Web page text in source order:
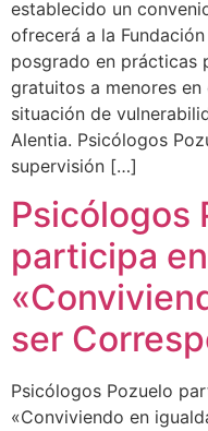
establecido un
ofrecerá a la
posgrado en prácticas
gratuitos a menores
situación de
Alentia. Psicólogos
supervisión […]
Psicólogos
participa
ser
Psicólogos Pozuelo
«Conviviendo en